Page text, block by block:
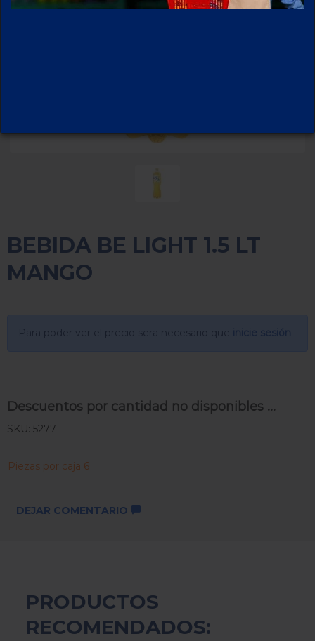
BEBIDA BE LIGHT 1.5 LT
MANGO
Para poder ver el precio sera necesario que
Descuentos por cantidad no disponibles ...
SKU: 5277
Piezas por caja 6
DEJAR COMENTARIO
PRODUCTOS
RECOMENDADOS: